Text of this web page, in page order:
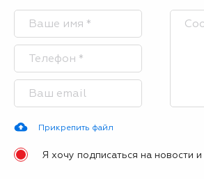
Прикрепить файл
Я хочу подписаться на новости